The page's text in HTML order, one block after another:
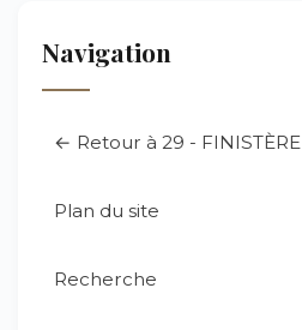
Navigation
← Retour à 29 - FINISTÈRE
Plan du site
Recherche